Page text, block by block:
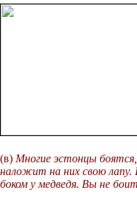
(в) Многие эстонцы
наложит на них свою
боком у медведя. Вы не